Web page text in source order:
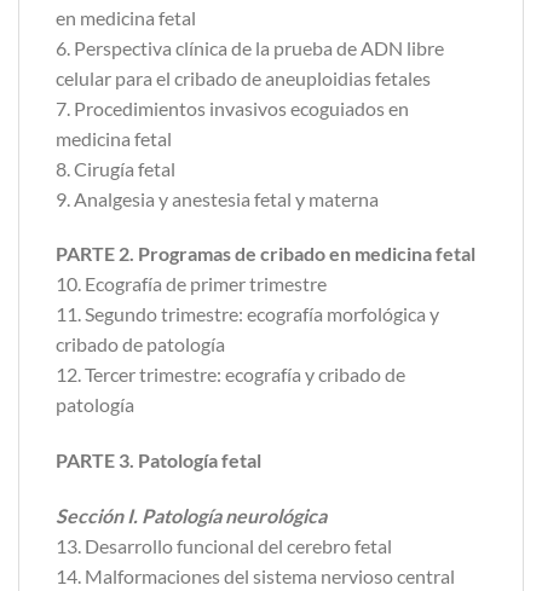
en medicina fetal
6. Perspectiva clínica de la prueba de ADN libre
celular para el cribado de aneuploidias fetales
7. Procedimientos invasivos ecoguiados en
medicina fetal
8. Cirugía fetal
9. Analgesia y anestesia fetal y materna
PARTE 2. Programas de cribado en medicina fetal
10. Ecografía de primer trimestre
11. Segundo trimestre: ecografía morfológica y
cribado de patología
12. Tercer trimestre: ecografía y cribado de
patología
PARTE 3. Patología fetal
Sección I. Patología neurológica
13. Desarrollo funcional del cerebro fetal
14. Malformaciones del sistema nervioso central